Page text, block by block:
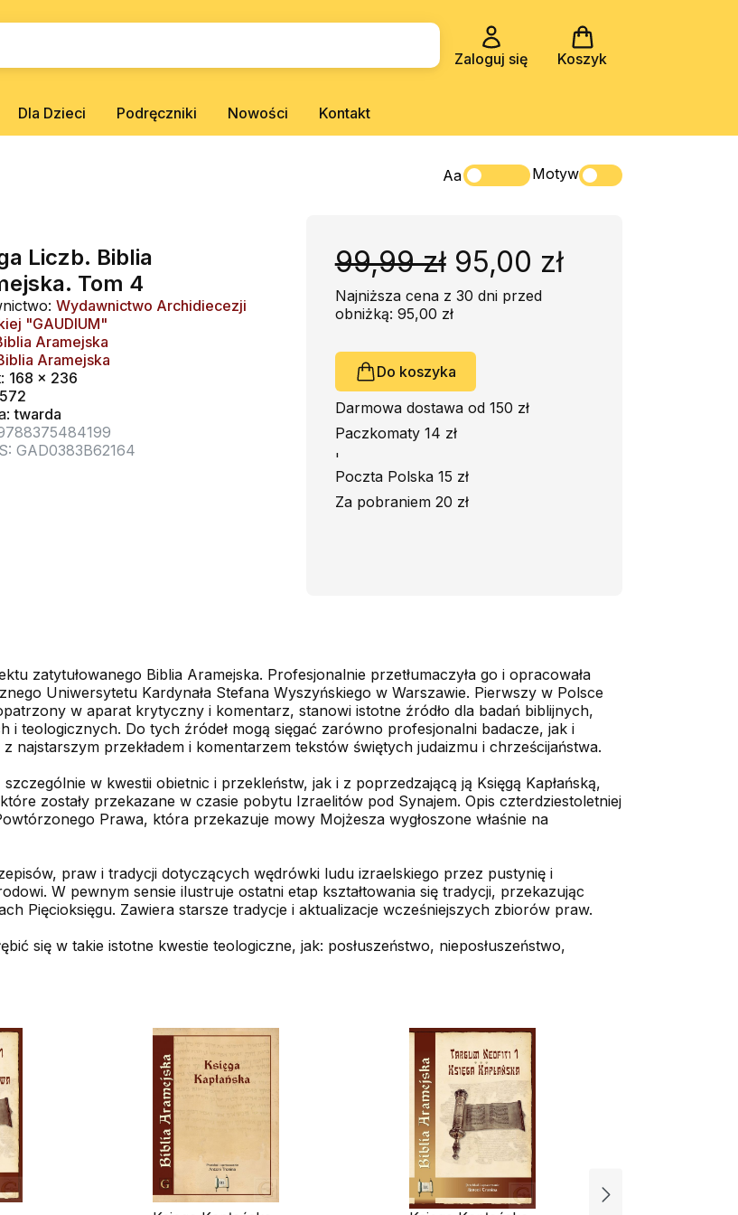
Zaloguj się Koszyk
Dla Dzieci Podręczniki Nowości Kontakt
Aa Motyw
Liczb. Biblia
Tom 4
Wydawnictwo Archidiecezji
"GAUDIUM"
Aramejska
Aramejska
168 x 236
572
twarda
GAD0383B62164
99,99 zł95,00 zł
Najniższa cena z 30 dni przed
obniżką: 95,00 zł
Do koszyka
Darmowa dostawa od 150 zł
Paczkomaty 14 zł
'
Poczta Polska 15 zł
Za pobraniem 20 zł
zatytułowanego Biblia Aramejska. Profesjonalnie przetłumaczyła go i opracowała
Uniwersytetu Kardynała Stefana Wy­szyńskiego w Warszawie. Pierwszy w Polsce
w aparat krytyczny i komentarz, stanowi istotne źródło dla badań biblijnych,
teologicznych. Do tych źródeł mogą sięgać zarówno profesjonalni badacze, jak i
najstarszym przekładem i komentarzem tekstów świętych judaizmu i chrześcijaństwa.
w kwestii obietnic i przekleństw, jak i z poprzedzającą ją Księgą Kapłańską,
zostały przekazane w czasie pobytu Izraelitów pod Synajem. Opis czterdziestoletniej
Prawa, która przekazuje mowy Mojżesza wygłoszone właśnie na
praw i tradycji dotyczących wędrówki ludu izraelskiego przez pustynię i
W pewnym sensie ilustruje ostatni etap kształtowania się tradycji, przekazując
Pięcioksięgu. Zawiera starsze tradycje i aktualizacje wcześniejszych zbiorów praw.
się w takie istotne kwestie teologiczne, jak: posłuszeństwo, nieposłuszeństwo,